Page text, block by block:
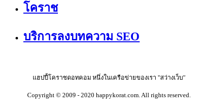
โคราช
บริการลงบทความ SEO
แฮปปี้โคราชดอทคอม หนึ่งในเครือข่ายของเรา "สว่างเว็บ"
Copyright © 2009 - 2020 happykorat.com. All rights reserved.